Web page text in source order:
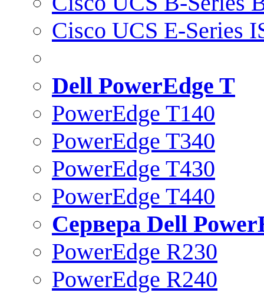
Cisco UCS E-Series
Dell PowerEdge T
PowerEdge T140
PowerEdge T340
PowerEdge T430
PowerEdge T440
Сервера Dell
PowerEdge R230
PowerEdge R240